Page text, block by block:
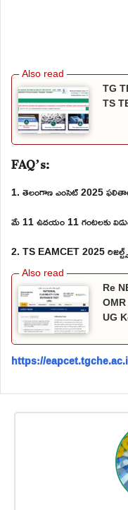
TG
TS
FAQ’s:
1. తెలంగాణ ఎంసెట్ 2025
మే 11 ఉదయం 11 గంటలకు
2. TS EAMCET 2025
Re
UG
https://